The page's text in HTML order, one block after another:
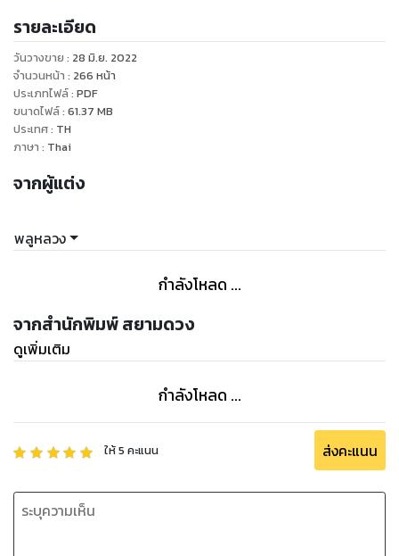
ตันก็ต้องปล่อยวางไว้ ว่างเมื่อไรก็หยิบขึ้นมาดูอีก แต่เมื่อคิดไม่
ออกก็ต้องวางไว้ตาม เดิม บางทีต้องปล่อยไว้อย่างนั้นอยู่หลายปี
ข้าพเจ้าทําการค้นคว้าเรื่องตัวเลข โดยเฉพาะอย่างยิ่งเลข ๗ ตัว
และทําสถิติไว้ ก็ยัง งงงวยว่า เกจิอาจารย์บางท่านเอาเลข ๗ ตัว
มาทํานายทายทักได้แม่นยํามาก แต่ก็เห็นอยู่ จํานวนมากมายไม่เข้า
สู่เข้าทางอะไรเลย จนออกเอื้อมอยู่ แต่เห็นว่าระบบเลข ๗ ตัวนี้ มี
หนึ่งของยุโรป ซึ่งพวกเราชอบดูกัน มาก และวิธีแบบกราฟให้ผล
นอกจากนี้ข้าพเจ้ายังทําสถิติเลข ๗ ตัว โดยบุคคลที่มีวันเดือนปี
เลขตัวเดียวกัน จัดระบบเรียงไว้เป็นคู่ๆ ดังได้เปิดเผยสถิติให้ดูใน
เล่มนี้ เห็นว่ายิ่งจะชวนให้สงสัยหนักขึ้น เพราะสมเด็จพระสังฆราชมี
ชาตาเลข ๗ ตัวแบบเดียวกับ ขุนโจรอันลือชื่อจากสามร้อยยอด
หรืออย่างชาตาของสมเด็จพระพุฒาจารย์โต พรหมรังสี ก็มีชาตา
๗ ตัวแบบเดียวกับหลวงธํารงนาวาสวัสดิ์ อดีตนายกรัฐมนตรีของ
ไทย ทั้งๆ ที่ความ เป็นไปของชีวิตไม่ตรงกัน แม้เหตุการณ์ในช่วง
ชีวิตก็ไม่เหมือนกัน ทําเอาข้าพเจ้ารู้สึก เอือมระอาระบบเลข ๗ ตัว
มากขึ้น ได้เห็นนักพยากรณ์บางท่าน คิดระบบเลข ๑๒ ตัวขึ้น แต่ก็
ยังไขว้เขวสับสน ด้วยระบบการพยากรณ์ยังเลียนแบบเลข ๗ ตัว
อยู่นั่นอง นับว่าไม่มี อะไรพิเศษดีขึ้น ซึ่งเอาเข้าจริงรู้สึกว่าจะสู้เลข
๗ ตัวไม่ได้ เพราะเป็นระบบที่แผลงออกไปอย่าง ไม่เข้าเรื่อง
รายละเอียด
วันวางขาย : 28 มิ.ย. 2022
จำนวนหน้า : 266 หน้า
ประเภทไฟล์: PDF
ขนาดไฟล์: 61.37 MB
ประเทศ: TH
ภาษา : Thai
จากผู้แต่ง
พลูหลวง
กำลังโหลด ...
จากสำนักพิมพ์ สยามดวง
ดูเพิ่มเติม
กำลังโหลด ...
ให้5 คะแนน ส่งคะแนน